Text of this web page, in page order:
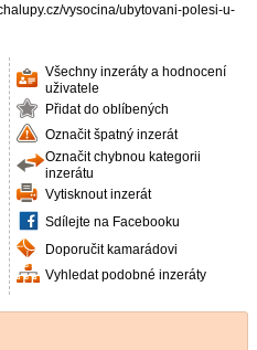
vysocina/ubytovani-polesi-u-
Všechny inzeráty a hodnocení
uživatele
Přidat do oblíbených
Označit špatný inzerát
Označit chybnou kategorii
inzerátu
Vytisknout inzerát
Sdílejte na Facebooku
Doporučit kamarádovi
Vyhledat podobné inzeráty